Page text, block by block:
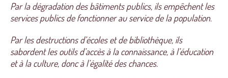
Par la dégradation des bâtiments publics, ils empêchent les
services publics de fonctionner au service de la population.
Par les destructions d’écoles et de bibliothèque, ils
sabordent les outils d’accès à la connaissance, à l’éducation
et à la culture, donc à l’égalité des chances.